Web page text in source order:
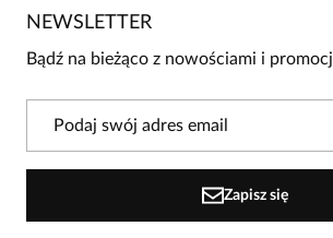
Bądź pierwszą osobą, która podzieli się
W naszej witrynie opinie mogą
NEWSLETTER
Bądź na bieżąco z nowościami i
Zapisz się